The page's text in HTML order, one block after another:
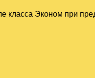
класса Эконом при